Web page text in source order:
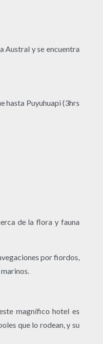
Austral y se encuentra
hasta Puyuhuapi (3hrs
de la flora y fauna
por fiordos,
magnífico hotel es
que lo rodean, y su